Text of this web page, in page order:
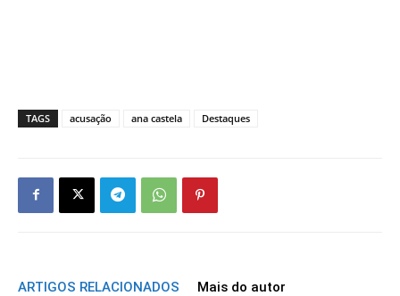
TAGS acusação ana castela Destaques
ARTIGOS RELACIONADOS Mais do autor